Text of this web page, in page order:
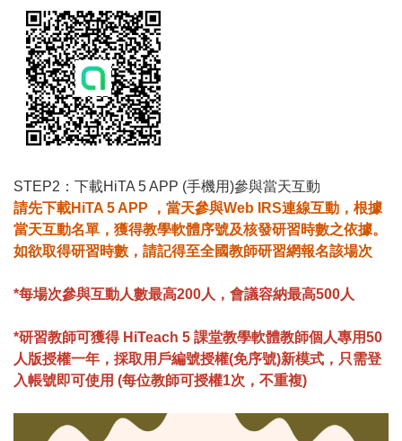
STEP2：下載HiTA 5 APP (手機用)參與當天互動
請先下載HiTA 5 APP ，當天參與Web IRS連線互動，根據
當天互動名單，獲得教學軟體序號及核發研習時數之依據。
如欲取得研習時數，請記得至全國教師研習網報名該場次
*每場次參與互動人數最高200人，會議容納最高500人
*研習教師可獲得 HiTeach 5 課堂教學軟體教師個人專用50
人版授權一年，採取用戶編號授權(免序號)新模式，只需登
入帳號即可使用 (每位教師可授權1次，不重複)